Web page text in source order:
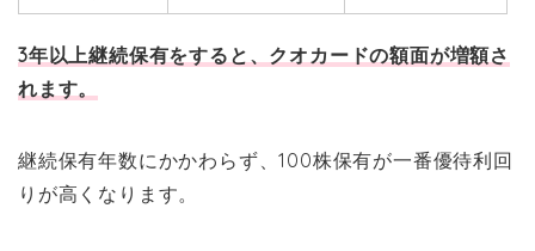
3年以上継続保有をすると、クオカードの額面が増額さ
れます。
継続保有年数にかかわらず、100株保有が一番優待利回
りが高くなります。